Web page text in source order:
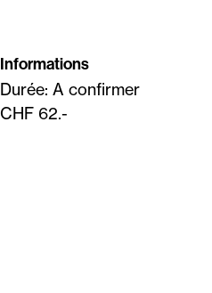
Informations
Durée: A confirmer
CHF 62.-